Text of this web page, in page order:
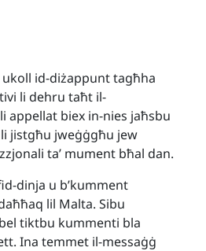
id-diżappunt tagħha
li dehru taħt il-
appellat biex in-nies jaħsbu
jistgħu jweġġgħu jew
ta’ mument bħal dan.
dinja u b’kumment
lil Malta. Sibu
tiktbu kummenti bla
Ina temmet il-messaġġ